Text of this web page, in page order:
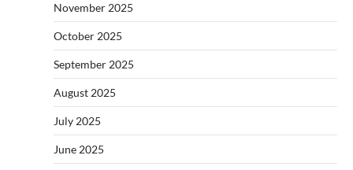
November 2025
October 2025
September 2025
August 2025
July 2025
June 2025